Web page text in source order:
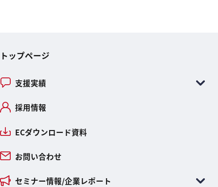
トップページ
支援実績
採用情報
ECダウンロード資料
お問い合わせ
セミナー情報/企業レポート